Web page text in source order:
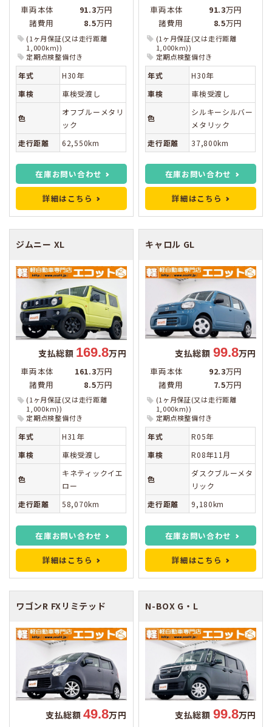
車両本体 91.3万円
諸費用
8.5万円
(1ヶ月保証(又は走行距離
1,000km))
定期点検整備付き
年式
H30年
車検
車検受渡し
色
オフブルーメタリ
ック
走行距離
62,550km
在庫お問い合わせ
詳細はこちら
車両本体 91.3万円
諸費用
8.5万円
(1ヶ月保証(又は走行距離
1,000km))
定期点検整備付き
年式
H30年
車検
車検受渡し
色
シルキーシルバー
メタリック
走行距離
37,800km
在庫お問い合わせ
詳細はこちら
ジムニー XL
支払総額 169.8万円
車両本体 161.3万円
諸費用
8.5万円
(1ヶ月保証(又は走行距離
1,000km))
定期点検整備付き
年式
H31年
車検
車検受渡し
色
キネティックイエ
ロー
走行距離
58,070km
在庫お問い合わせ
詳細はこちら
キャロル GL
支払総額 99.8万円
車両本体 92.3万円
諸費用
7.5万円
(1ヶ月保証(又は走行距離
1,000km))
定期点検整備付き
年式
R05年
車検
R08年11月
色
ダスクブルーメタ
リック
走行距離
9,180km
在庫お問い合わせ
詳細はこちら
ワゴンR FXリミテッド
支払総額49.8万円
N-BOX G・L
支払総額 99.8万円